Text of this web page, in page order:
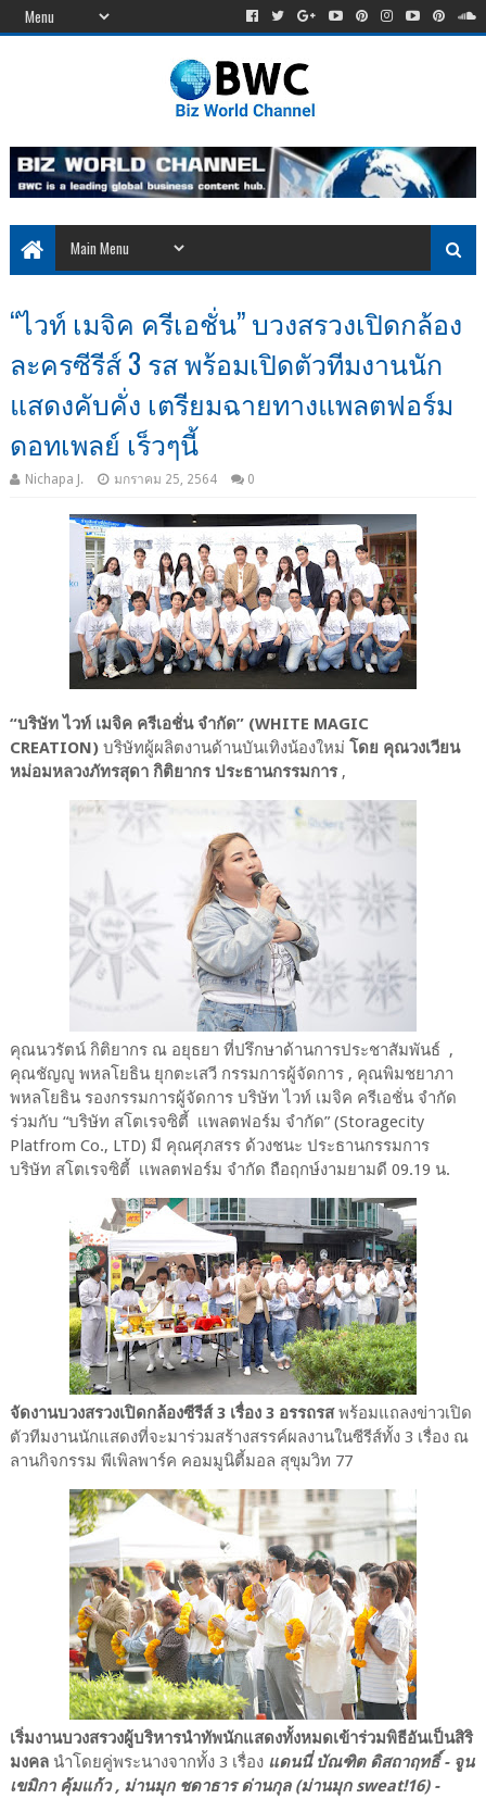
“ไวท์ เมจิค ครีเอชั่น” บวงสรวงเปิดกล้อง
ละครซีรีส์ 3 รส พร้อมเปิดตัวทีมงานนัก
แสดงคับคั่ง เตรียมฉายทางแพลตฟอร์ม
ดอทเพลย์ เร็วๆนี้
Nichapa J. มกราคม 25, 2564 0
“บริษัท ไวท์ เมจิค ครีเอชั่น จำกัด” (WHITE MAGIC
CREATION) บริษัทผู้ผลิตงานด้านบันเทิงน้องใหม่ โดย คุณวงเวียน
หม่อมหลวงภัทรสุดา กิติยากร ประธานกรรมการ ,
คุณนวรัตน์ กิติยากร ณ อยุธยา ที่ปรึกษาด้านการประชาสัมพันธ์ ,
คุณชัญญู พหลโยธิน ยุกตะเสวี กรรมการผู้จัดการ , คุณพิมชยาภา
พหลโยธิน รองกรรมการผู้จัดการ บริษัท ไวท์ เมจิค ครีเอชั่น จำกัด
ร่วมกับ “บริษัท สโตเรจซิตี้ เเพลตฟอร์ม จำกัด” (Storagecity
Platfrom Co., LTD) มี คุณศุภสรร ด้วงชนะ ประธานกรรมการ
บริษัท สโตเรจซิตี้ เเพลตฟอร์ม จำกัด ถือฤกษ์งามยามดี 09.19 น.
จัดงานบวงสรวงเปิดกล้องซีรีส์ 3 เรื่อง 3 อรรถรสพร้อมแถลงข่าวเปิด
ตัวทีมงานนักแสดงที่จะมาร่วมสร้างสรรค์ผลงานในซีรีส์ทั้ง 3 เรื่อง ณ
ลานกิจกรรม พีเพิลพาร์ค คอมมูนิตี้มอล สุขุมวิท 77
เริ่มงานบวงสรวงผู้บริหารนำทัพนักแสดงทั้งหมดเข้าร่วมพิธีอันเป็นสิริ
มงคล นำโดยคู่พระนางจากทั้ง 3 เรื่อง แดนนี่ บัณฑิต ดิสถาฤทธิ์ - จูน
เขมิกา คุ้มแก้ว , ม่านมุก ชดาธาร ด่านกุล (ม่านมุก sweat!16) -